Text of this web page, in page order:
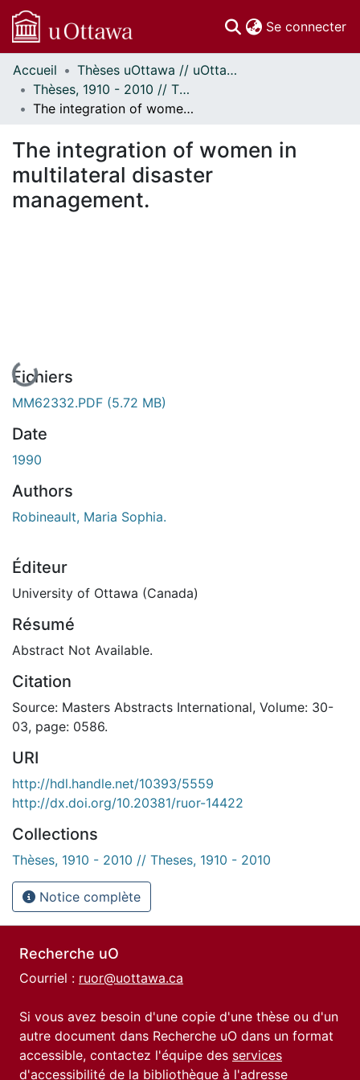
Se connecter
Communautés
et collections
Parcourir
À propos
Accueil
Thèses uOttawa // uOttawa Theses
Thèses, 1910 - 2010 // Theses, 1910 - 2010
The integration of women in multilateral disaster management.
The integration of women in
multilateral disaster
management.
Fichiers
MM62332.PDF (5.72 MB)
Date
1990
Authors
Robineault, Maria Sophia.
Éditeur
University of Ottawa (Canada)
Résumé
Abstract Not Available.
Citation
Source: Masters Abstracts International, Volume: 30-
03, page: 0586.
URI
http://hdl.handle.net/10393/5559
http://dx.doi.org/10.20381/ruor-14422
Collections
Thèses, 1910 - 2010 // Theses, 1910 - 2010
Notice complète
Recherche uO
Courriel : ruor@uottawa.ca
Si vous avez besoin d'une copie d'une thèse ou d'un
autre document dans Recherche uO dans un format
accessible, contactez l'équipe des services
d'accessibilité de la bibliothèque à l'adresse